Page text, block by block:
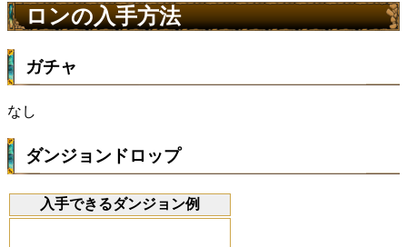
ロンの入手方法
ガチャ
なし
ダンジョンドロップ
入手できるダンジョン例